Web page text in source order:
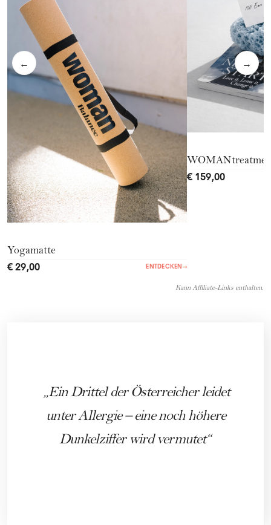
← →
Yogamatte
€ 29,00 ENTDECKEN→
€ 159,00
Kann Affiliate-Links enthalten.
Ein Drittel der Österreicher leidet
unter Allergie – eine noch höhere
Dunkelziffer wird vermutet